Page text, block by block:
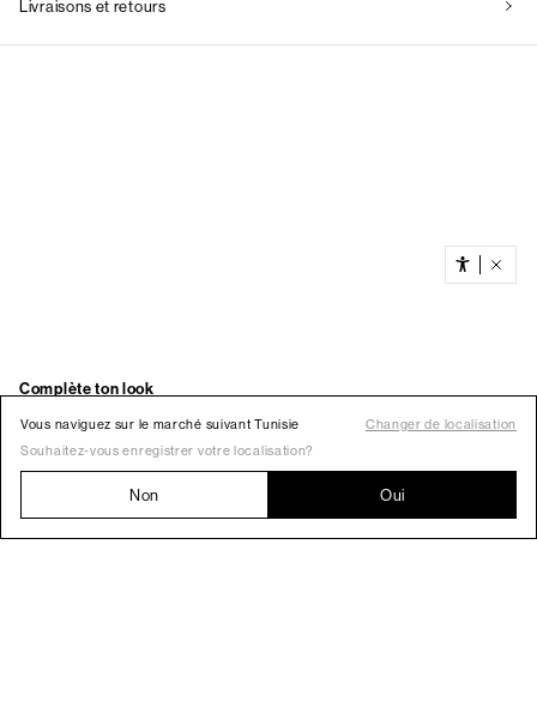
Vous naviguez sur le marché suivant Tunisie
Changer de localisation
Souhaitez-vous enregistrer votre localisation?
Non Oui